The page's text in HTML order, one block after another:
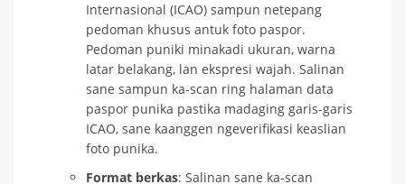
Internasional (ICAO) sampun netepang
pedoman khusus antuk foto paspor.
Pedoman puniki minakadi ukuran, warna
latar belakang, lan ekspresi wajah. Salinan
sane sampun ka-scan ring halaman data
paspor punika pastika madaging garis-garis
ICAO, sane kaanggen ngeverifikasi keaslian
foto punika.
Format berkas: Salinan sane ka-scan